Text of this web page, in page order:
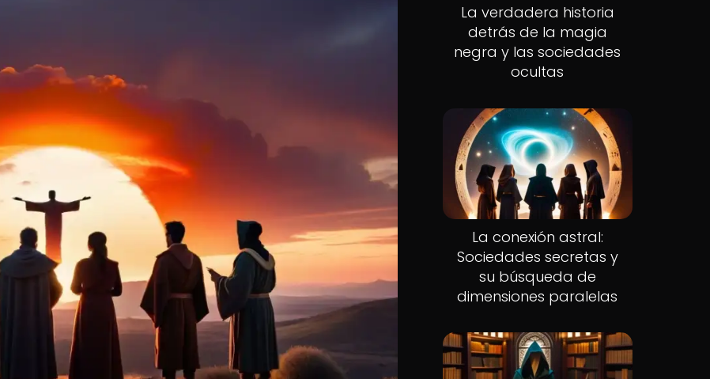
La verdadera historia
detrás de la magia
negra y las sociedades
ocultas
La conexión astral:
Sociedades secretas y
su búsqueda de
dimensiones paralelas